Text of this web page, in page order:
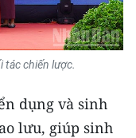
tác chiến lược.
dụng và sinh
lưu, giúp sinh